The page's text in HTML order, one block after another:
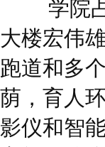
学院
大楼宏伟
跑道和多
荫，育人
影仪和智